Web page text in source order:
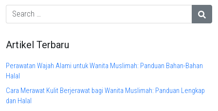
Artikel Terbaru
Perawatan Wajah Alami untuk Wanita Muslimah: Panduan Bahan-Bahan
Halal
Cara Merawat Kulit Berjerawat bagi Wanita Muslimah: Panduan Lengkap
dan Halal